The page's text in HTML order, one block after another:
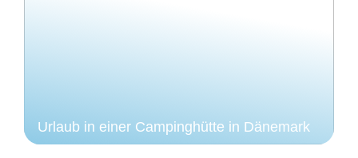
Urlaub in einer Campinghütte in Dänemark